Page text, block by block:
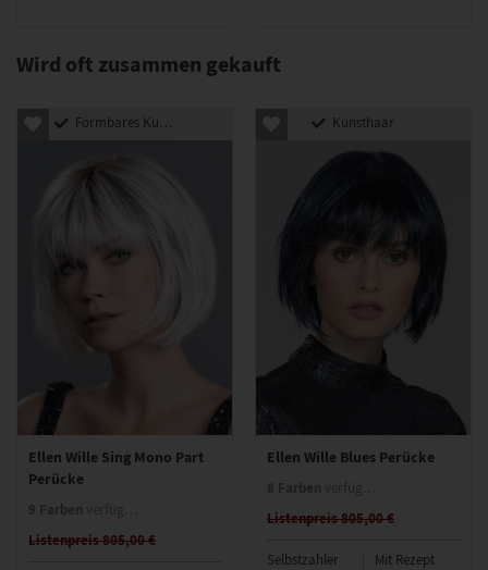
Wird oft zusammen gekauft
Formbares Kunsthaar
Ellen Wille Sing Mono Part
Perücke
Listenpreis 805,00 €
Kunsthaar
Ellen Wille Blues Perücke
Listenpreis 805,00 €
Selbstzahler Mit Rezept